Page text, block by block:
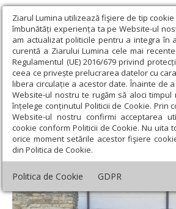
Ziarul Lumina utilizează fişiere de tip
îmbunătăți experiența ta pe Website-ul
am actualizat politicile pentru a integra în
curentă a Ziarului Lumina cele mai
Regulamentul (UE) 2016/679 privind
ceea ce privește prelucrarea datelor cu
libera circulație a acestor date. Înainte de
Website-ul nostru te rugăm să aloci
înțelege conținutul Politicii de Cookie. Prin
Website-ul nostru confirmi acceptarea
cookie conform Politicii de Cookie. Nu uita
orice moment setările acestor fişiere
din Politica de Cookie.
Politica de Cookie GDPR
Ziarul Lumina › Actualitate religioasă ›
Generală anuală a CAR din Eparhia
Adunarea Generală anuală
Eparhia Romanului și